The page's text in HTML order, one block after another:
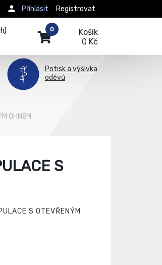
Registrovat
Přihlásit
Košík
0 Kč
0
Potisk a výšivka
oděvů
OHNĚM
S
S OTEVŘENÝM